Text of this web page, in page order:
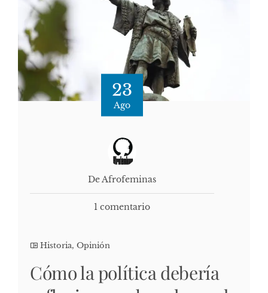
23
Ago
De Afrofeminas
1 comentario
Historia, Opinión
Cómo la política debería